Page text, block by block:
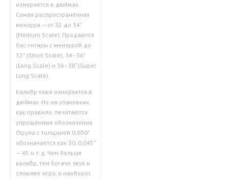
измеряется в дюймах.
Самая распространённая
мензура — от 32 до 34”
(Medium Scale). Продаются
бас-гитары с мензурой до
32” (Short Scale), 34–36”
(Long Scale) и 36–38”(Super
Long Scale).
Калибр тоже измеряется в
дюймах. Но на упаковках,
как правило, печатаются
упрощённые обозначения.
Струна с толщиной 0,030”
обозначается как 30, 0,045”
— 45 и т. д. Чем больше
калибр, тем богаче звук и
сложнее игра, и наоборот.